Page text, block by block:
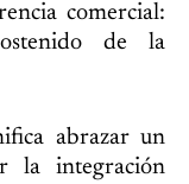
comercial:
de la
abrazar un
la integración